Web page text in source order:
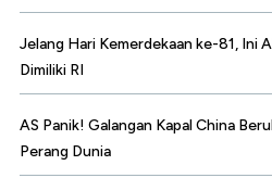
Jelang Hari Kemerdekaan ke-81, Ini
Dimiliki RI
AS Panik! Galangan Kapal China
Perang Dunia